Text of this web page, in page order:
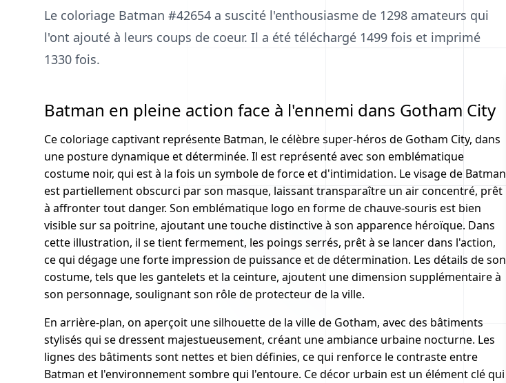
Le coloriage Batman #42654 a suscité l'enthousiasme de 1298 amateurs qui
l'ont ajouté à leurs coups de coeur. Il a été téléchargé 1499 fois et imprimé
1330 fois.
Batman en pleine action face à l'ennemi dans Gotham City
Ce coloriage captivant représente Batman, le célèbre super-héros de Gotham City, dans
une posture dynamique et déterminée. Il est représenté avec son emblématique
costume noir, qui est à la fois un symbole de force et d'intimidation. Le visage de Batman
est partiellement obscurci par son masque, laissant transparaître un air concentré, prêt
à affronter tout danger. Son emblématique logo en forme de chauve-souris est bien
visible sur sa poitrine, ajoutant une touche distinctive à son apparence héroïque. Dans
cette illustration, il se tient fermement, les poings serrés, prêt à se lancer dans l'action,
ce qui dégage une forte impression de puissance et de détermination. Les détails de son
costume, tels que les gantelets et la ceinture, ajoutent une dimension supplémentaire à
son personnage, soulignant son rôle de protecteur de la ville.
En arrière-plan, on aperçoit une silhouette de la ville de Gotham, avec des bâtiments
stylisés qui se dressent majestueusement, créant une ambiance urbaine nocturne. Les
lignes des bâtiments sont nettes et bien définies, ce qui renforce le contraste entre
Batman et l'environnement sombre qui l'entoure. Ce décor urbain est un élément clé qui